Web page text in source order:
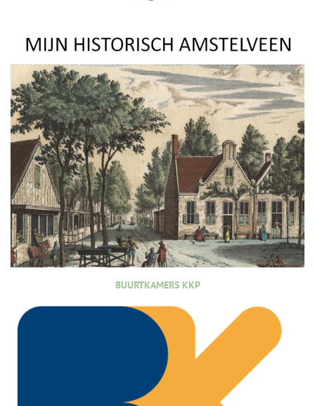
BUURTKAMERS KKP